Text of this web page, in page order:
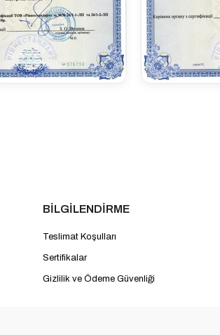
BİLGİLENDİRME
Teslimat Koşulları
Sertifikalar
Gizlilik ve Ödeme Güvenliği